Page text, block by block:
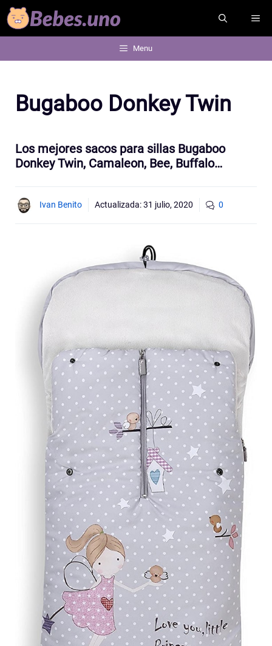
Saltar
al
Menu
Bugaboo Donkey Twin
Los mejores sacos para sillas Bugaboo
Donkey Twin, Camaleon, Bee, Buffalo…
Ivan Benito Actualizada:31 julio, 2020 0